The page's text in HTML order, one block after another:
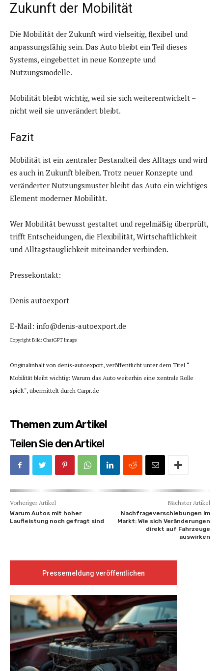
Zukunft der Mobilität
Die Mobilität der Zukunft wird vielseitig, flexibel und
anpassungsfähig sein. Das Auto bleibt ein Teil dieses
Systems, eingebettet in neue Konzepte und
Nutzungsmodelle.
Mobilität bleibt wichtig, weil sie sich weiterentwickelt –
nicht weil sie unverändert bleibt.
Fazit
Mobilität ist ein zentraler Bestandteil des Alltags und wird
es auch in Zukunft bleiben. Trotz neuer Konzepte und
veränderter Nutzungsmuster bleibt das Auto ein wichtiges
Element moderner Mobilität.
Wer Mobilität bewusst gestaltet und regelmäßig überprüft,
trifft Entscheidungen, die Flexibilität, Wirtschaftlichkeit
und Alltagstauglichkeit miteinander verbinden.
Pressekontakt:
Denis autoexport
E-Mail: info@denis-autoexport.de
Copyright Bild: ChatGPT Image
Originalinhalt von denis-autoexport, veröffentlicht unter dem Titel “
Mobilität bleibt wichtig: Warum das Auto weiterhin eine zentrale Rolle
spielt“, übermittelt durch Carpr.de
Themen zum Artikel
Teilen Sie den Artikel
Vorheriger Artikel
Warum Autos mit hoher
Laufleistung noch gefragt sind
Nächster Artikel
Nachfrageverschiebungen im
Markt: Wie sich Veränderungen
direkt auf Fahrzeuge
auswirken
Pressemeldung veröffentlichen